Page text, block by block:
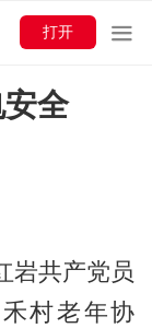
打开
全
岩共产党员
村老年协